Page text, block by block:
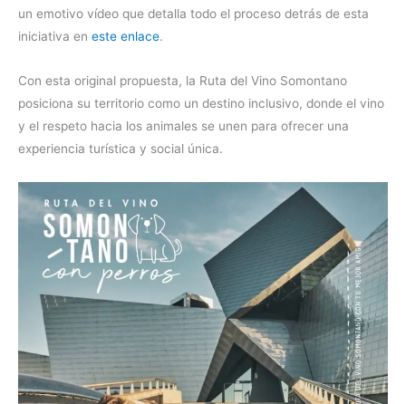
un emotivo vídeo que detalla todo el proceso detrás de esta
iniciativa en este enlace.
Con esta original propuesta, la Ruta del Vino Somontano
posiciona su territorio como un destino inclusivo, donde el vino
y el respeto hacia los animales se unen para ofrecer una
experiencia turística y social única.